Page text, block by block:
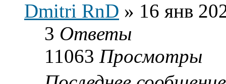
Dmitri RnD » 16 янв
3 Ответы
11063 Просмотры